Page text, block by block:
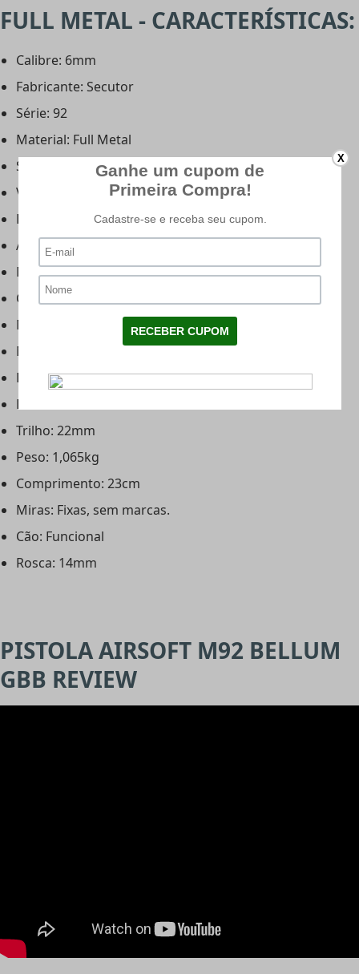
FULL METAL - CARACTERÍSTICAS:
Calibre: 6mm
Fabricante: Secutor
Série: 92
Material: Full Metal
Sistema de propulsão: Co2 e Green Gás
Velocidade: 300fps*
Energia: 1 Joule
Ação: Safe e semi automática
Magazine: Metal
Capacidade do magazine: 25bbs
Munição utilizada: Esferas de plástico 6mm
Munição recomendada: bbs 0,20g
Hop Up: Sim, ajustável
BlowBack: Sim
Trilho: 22mm
Peso: 1,065kg
Comprimento: 23cm
Miras: Fixas, sem marcas.
Cão: Funcional
Rosca: 14mm
PISTOLA AIRSOFT M92 BELLUM
GBB REVIEW
X